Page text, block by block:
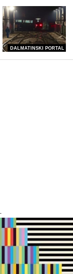
DALMATINSKI PORTAL
-